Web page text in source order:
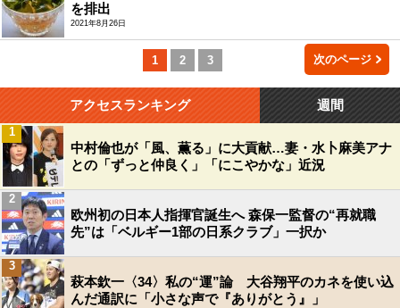
を排出
2021年8月26日
1 2 3 次のページ
アクセスランキング 週間
中村倫也が「風、薫る」に大貢献…妻・水卜麻美アナ
との「ずっと仲良く」「にこやかな」近況
1
欧州初の日本人指揮官誕生へ 森保一監督の“再就職
先”は「ベルギー1部の日系クラブ」一択か
2
萩本欽一〈34〉私の“運”論 大谷翔平のカネを使い込
んだ通訳に「小さな声で『ありがとう』」
3